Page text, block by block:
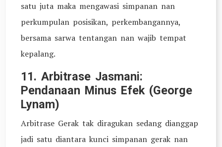
satu juta maka mengawasi simpanan nan
perkumpulan posisikan, perkembangannya,
bersama sarwa tentangan nan wajib tempat
kepalang.
11. Arbitrase Jasmani:
Pendanaan Minus Efek (George
Lynam)
Arbitrase Gerak tak diragukan sedang dianggap
jadi satu diantara kunci simpanan gerak nan